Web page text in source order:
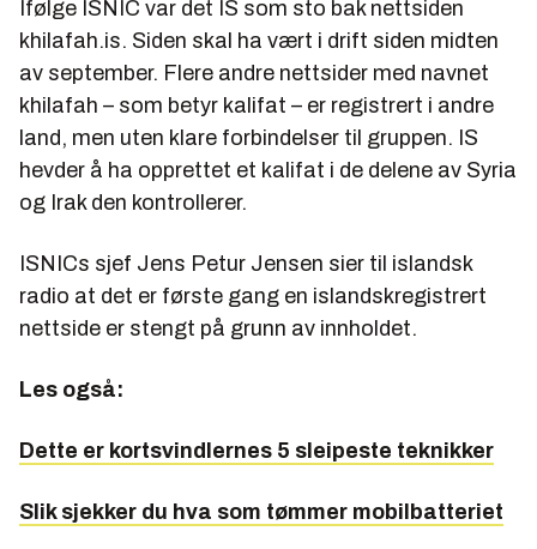
Ifølge ISNIC var det IS som sto bak nettsiden
khilafah.is. Siden skal ha vært i drift siden midten
av september. Flere andre nettsider med navnet
khilafah – som betyr kalifat – er registrert i andre
land, men uten klare forbindelser til gruppen. IS
hevder å ha opprettet et kalifat i de delene av Syria
og Irak den kontrollerer.
ISNICs sjef Jens Petur Jensen sier til islandsk
radio at det er første gang en islandskregistrert
nettside er stengt på grunn av innholdet.
Les også:
Dette er kortsvindlernes 5 sleipeste teknikker
Slik sjekker du hva som tømmer mobilbatteriet